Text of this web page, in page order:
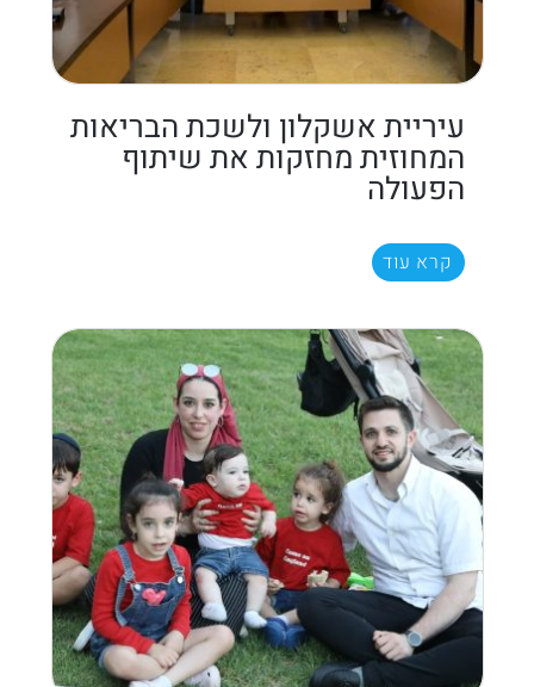
עיריית אשקלון ולשכת הבריאות
המחוזית מחזקות את שיתוף
הפעולה
קרא עוד